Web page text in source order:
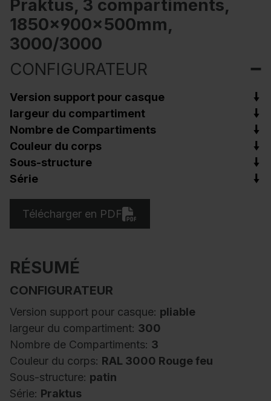
Praktus, 3 compartiments,
1850x900x500mm,
3000/3000
CONFIGURATEUR
Version support pour casque
largeur du compartiment
Nombre de Compartiments
Couleur du corps
Sous-structure
Série
Télécharger en PDF
RÉSUMÉ
CONFIGURATEUR
Version support pour casque: pliable
largeur du compartiment: 300
Nombre de Compartiments: 3
Couleur du corps: RAL 3000 Rouge feu
Sous-structure: patin
Série: Praktus